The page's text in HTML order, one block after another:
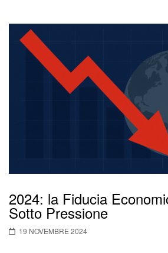
2024: la Fiducia
Sotto Pressione
19 NOVEMBRE 2024